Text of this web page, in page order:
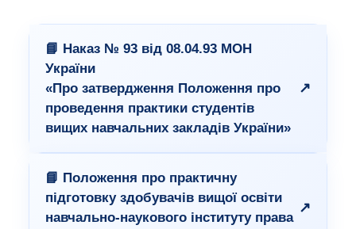
📘 Наказ № 93 від 08.04.93 МОН
України
«Про затвердження Положення про
проведення практики студентів
вищих навчальних закладів України»
↗
📘 Положення про практичну
підготовку здобувачів вищої освіти
навчально-наукового інституту права
↗